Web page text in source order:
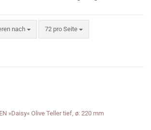
nach
nach 72 pro Seite
pro Seite